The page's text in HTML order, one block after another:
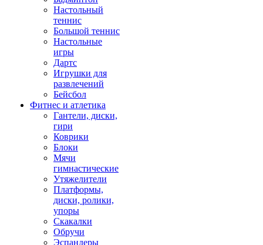
Настольный
теннис
Большой теннис
Настольные
игры
Дартс
Игрушки для
развлечений
Бейсбол
Фитнес и атлетика
Гантели, диски,
гири
Коврики
Блоки
Мячи
гимнастические
Утяжелители
Платформы,
диски, ролики,
упоры
Скакалки
Обручи
Эспандеры